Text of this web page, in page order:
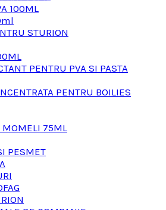
100ML
STURION
PENTRU PVA SI PASTA
PENTRU BOILIES
MOMELI 75ML
PESMET